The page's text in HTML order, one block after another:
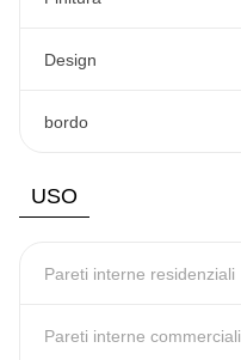
Design
bordo
USO
Pareti interne residenziali
Pareti interne commerciali